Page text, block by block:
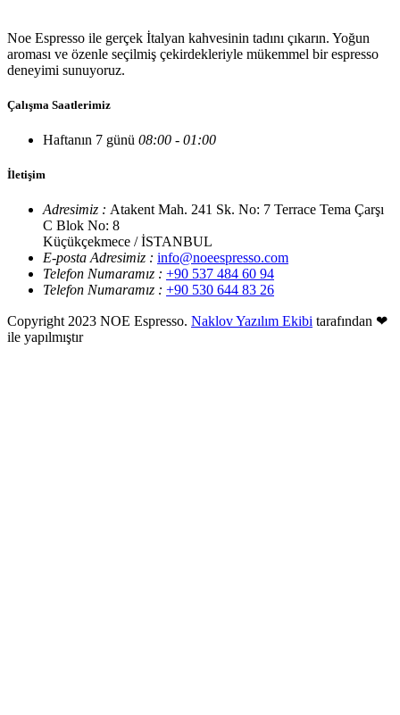
Noe Espresso ile gerçek İtalyan kahvesinin tadını çıkarın. Yoğun
aroması ve özenle seçilmiş çekirdekleriyle mükemmel bir espresso
deneyimi sunuyoruz.
Çalışma Saatlerimiz
Haftanın 7 günü 08:00 - 01:00
İletişim
Adresimiz : Atakent Mah. 241 Sk. No: 7 Terrace Tema Çarşı
C Blok No: 8
Küçükçekmece / İSTANBUL
E-posta Adresimiz : info@noeespresso.com
Telefon Numaramız : +90 537 484 60 94
Telefon Numaramız : +90 530 644 83 26
Copyright 2023 NOE Espresso. Naklov Yazılım Ekibi tarafından ❤
ile yapılmıştır